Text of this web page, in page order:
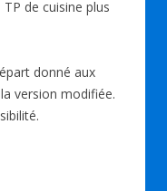
de cuisine plus
donné aux
version modifiée.